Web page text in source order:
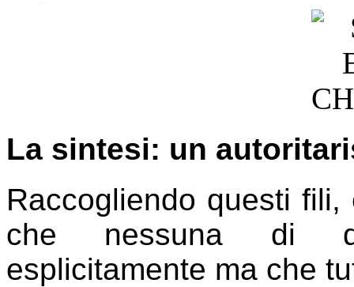
La sintesi: un
Raccogliendo questi
che nessuna di
esplicitamente ma che